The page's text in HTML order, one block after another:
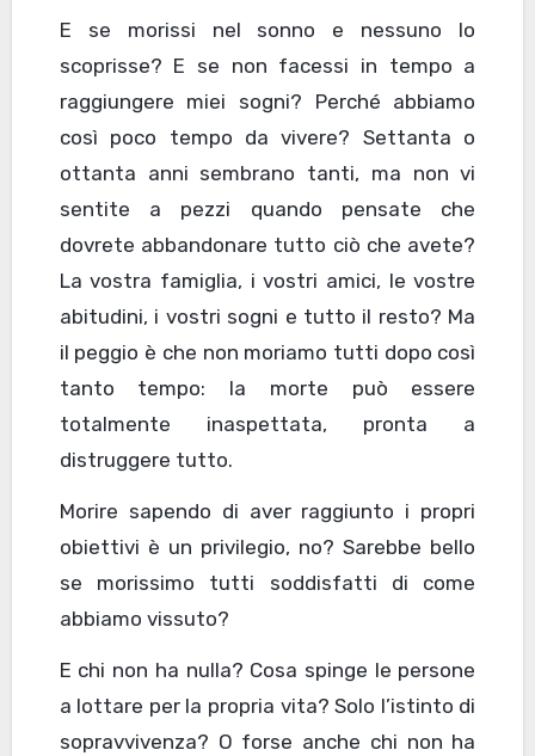
E se morissi nel sonno e nessuno lo
scoprisse? E se non facessi in tempo a
raggiungere miei sogni? Perché abbiamo
così poco tempo da vivere? Settanta o
ottanta anni sembrano tanti, ma non vi
sentite a pezzi quando pensate che
dovrete abbandonare tutto ciò che avete?
La vostra famiglia, i vostri amici, le vostre
abitudini, i vostri sogni e tutto il resto? Ma
il peggio è che non moriamo tutti dopo così
tanto tempo: la morte può essere
totalmente inaspettata, pronta a
distruggere tutto.
Morire sapendo di aver raggiunto i propri
obiettivi è un privilegio, no? Sarebbe bello
se morissimo tutti soddisfatti di come
abbiamo vissuto?
E chi non ha nulla? Cosa spinge le persone
a lottare per la propria vita? Solo l’istinto di
sopravvivenza? O forse anche chi non ha